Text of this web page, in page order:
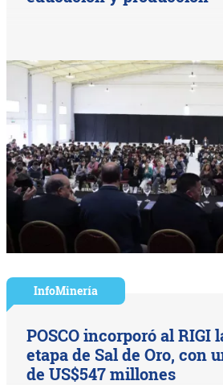
InfoMinería
POSCO incorporó al RIGI
etapa de Sal de Oro, con
de US$547 millones